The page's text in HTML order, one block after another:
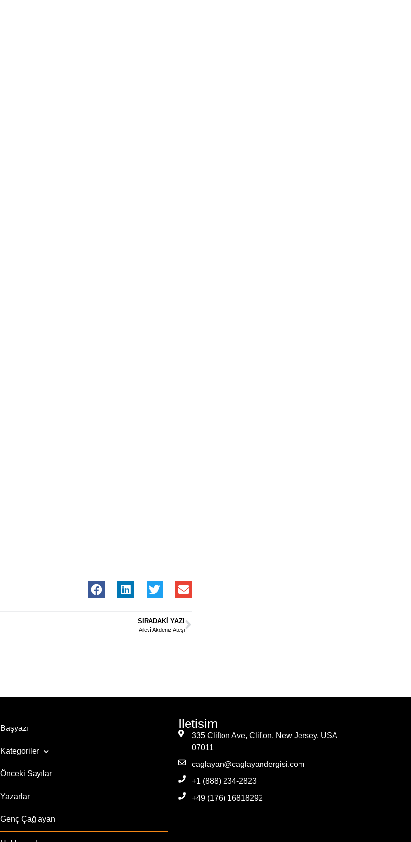
SIRADAKI YAZI
Ailevî Akdeniz Ateşi
Başyazı
Kategoriler
Önceki Sayılar
Yazarlar
Genç Çağlayan
Iletisim
335 Clifton Ave, Clifton, New Jersey, USA
07011
caglayan@caglayandergisi.com
+1 (888) 234-2823
+49 (176) 16818292